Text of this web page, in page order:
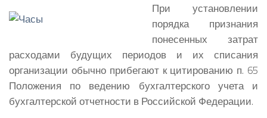
При установлении
порядка признания
понесенных затрат
расходами будущих периодов и их списания
организации обычно прибегают к цитированию п. 65
Положения по ведению бухгалтерского учета и
бухгалтерской отчетности в Российской Федерации.